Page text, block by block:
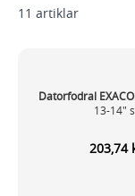
11 artiklar
Datorfodral
13-14"
203,74